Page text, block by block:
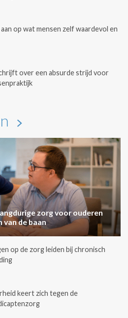
op wat mensen zelf waardevol en
over een absurde strijd voor
zorg voor ouderen
van de baan
op de zorg leiden bij chronisch
keert zich tegen de